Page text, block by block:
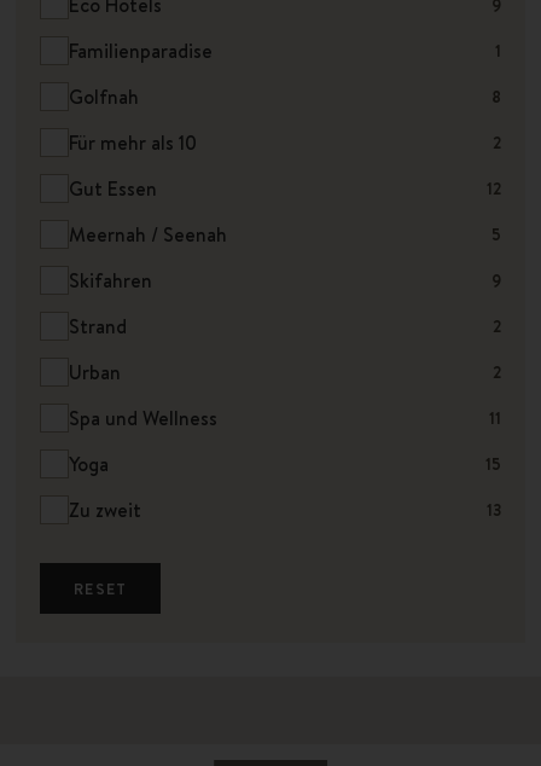
Familienparadise 1
Golfnah 8
Für mehr als 10 2
Gut Essen 12
Meernah / Seenah 5
Skifahren 9
Strand 2
Urban 2
Spa und Wellness 11
Yoga 15
Zu zweit 13
RESET